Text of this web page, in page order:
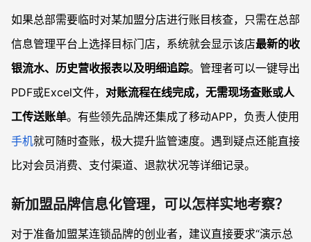
如果总部需要临时对某加盟分店进行账目核查，只需在总部
信息管理平台上选择目标门店，系统就会显示该店最新的收
银流水、历史营收报表以及明细追踪。管理者可以一键导出
PDF或Excel文件， 对账流程在线完成，无需现场查账或人
工传送账单。有些领先品牌还集成了移动APP，负责人使用
手机就可随时查账，极大提升监管速度。遇到疑点还能直接
比对会员消费、支付渠道、退款状况等详细记录。
新加盟品牌信息化管理，可以怎样实地考察？
对于准备加盟某连锁品牌的创业者，建议直接要求“演示总